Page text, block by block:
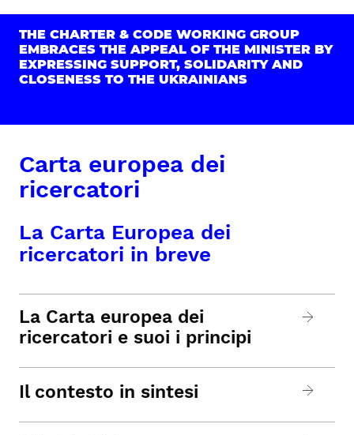
THE CHARTER & CODE WORKING GROUP
EMBRACES THE APPEAL OF THE MINISTER BY
EXPRESSING SUPPORT, SOLIDARITY AND
CLOSENESS TO THE UKRAINIANS
Carta europea dei
ricercatori
La Carta Europea dei
ricercatori in breve
La Carta europea dei
ricercatori e suoi i principi
Il contesto in sintesi